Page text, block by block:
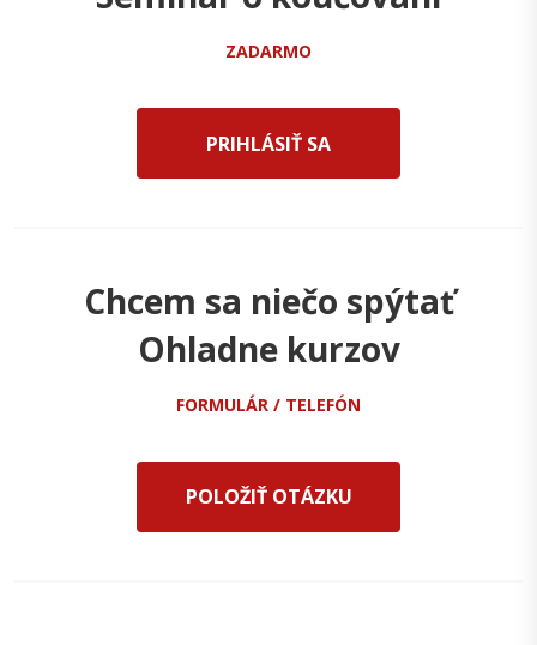
ZADARMO
PRIHLÁSIŤ SA
Chcem sa niečo spýtať
Ohladne kurzov
FORMULÁR / TELEFÓN
POLOŽIŤ OTÁZKU